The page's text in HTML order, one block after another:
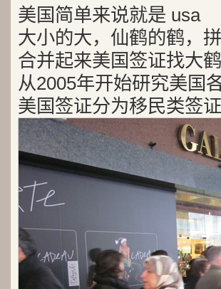
美国简单来说就是 usa
大小的大，仙鹤的鹤，
合并起来美国签证找大
从2005年开始研究美国
美国签证分为移民类签